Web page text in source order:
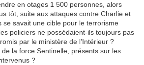
en otages 1 500 personnes, alors
tôt, suite aux attaques contre Charlie et
se savait une cible pour le terrorisme
policiers ne possédaient-ils toujours pas
par le ministère de l’Intérieur ?
la force Sentinelle, présents sur les
?